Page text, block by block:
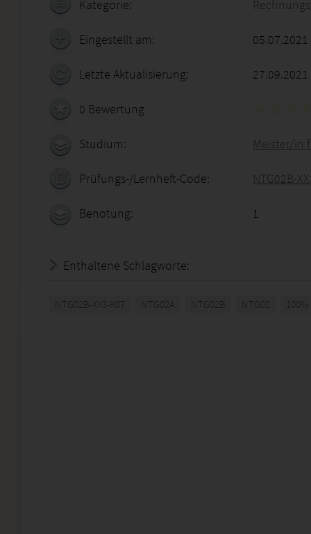
Kategorie:
Eingestellt am:
Letzte Aktualisierung: 27.09.2021
0 Bewertung
Studium: Meister/in
Prüfungs-/Lernheft-Code: NTG02B-
Benotung: 1
Enthaltene Schlagworte:
NTG02B-XX3-K07 NTG02A NTG02B NTG02 100%